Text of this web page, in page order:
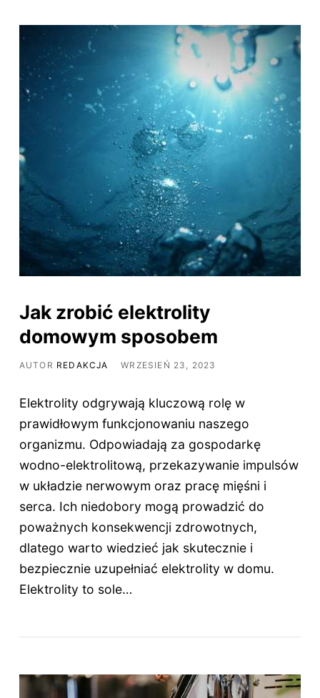
Jak zrobić elektrolity
domowym sposobem
AUTOR REDAKCJA WRZESIEŃ 23, 2023
Elektrolity odgrywają kluczową rolę w
prawidłowym funkcjonowaniu naszego
organizmu. Odpowiadają za gospodarkę
wodno-elektrolitową, przekazywanie impulsów
w układzie nerwowym oraz pracę mięśni i
serca. Ich niedobory mogą prowadzić do
poważnych konsekwencji zdrowotnych,
dlatego warto wiedzieć jak skutecznie i
bezpiecznie uzupełniać elektrolity w domu.
Elektrolity to sole…